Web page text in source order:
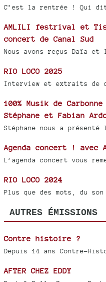
C’est la rentrée ! Qui
AMLILI festrival et
concert de Canal Sud
Nous avons reçus Daïa et
RIO LOCO 2025
Interview et extraits de
100% Musik de
Stéphane et Fabian
Stéphane nous a
Agenda concert ! avec
L’agenda concert vous
RIO LOCO 2024
Plus que des mots, du
AUTRES ÉMISSIONS
Contre histoire ?
Depuis 14 ans Contre-
AFTER CHEZ EDDY